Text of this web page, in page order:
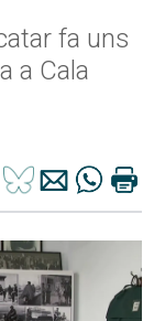
fa uns
a Cala